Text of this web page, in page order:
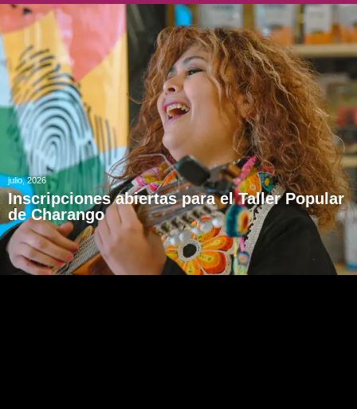
julio, 2026
Inscripciones abiertas para el Taller Popular
de Charango